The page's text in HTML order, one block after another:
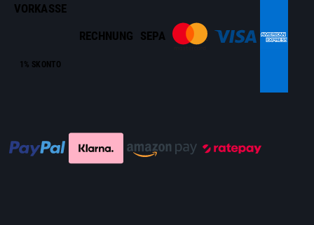
VORKASSE
1% SKONTO
RECHNUNG SEPA